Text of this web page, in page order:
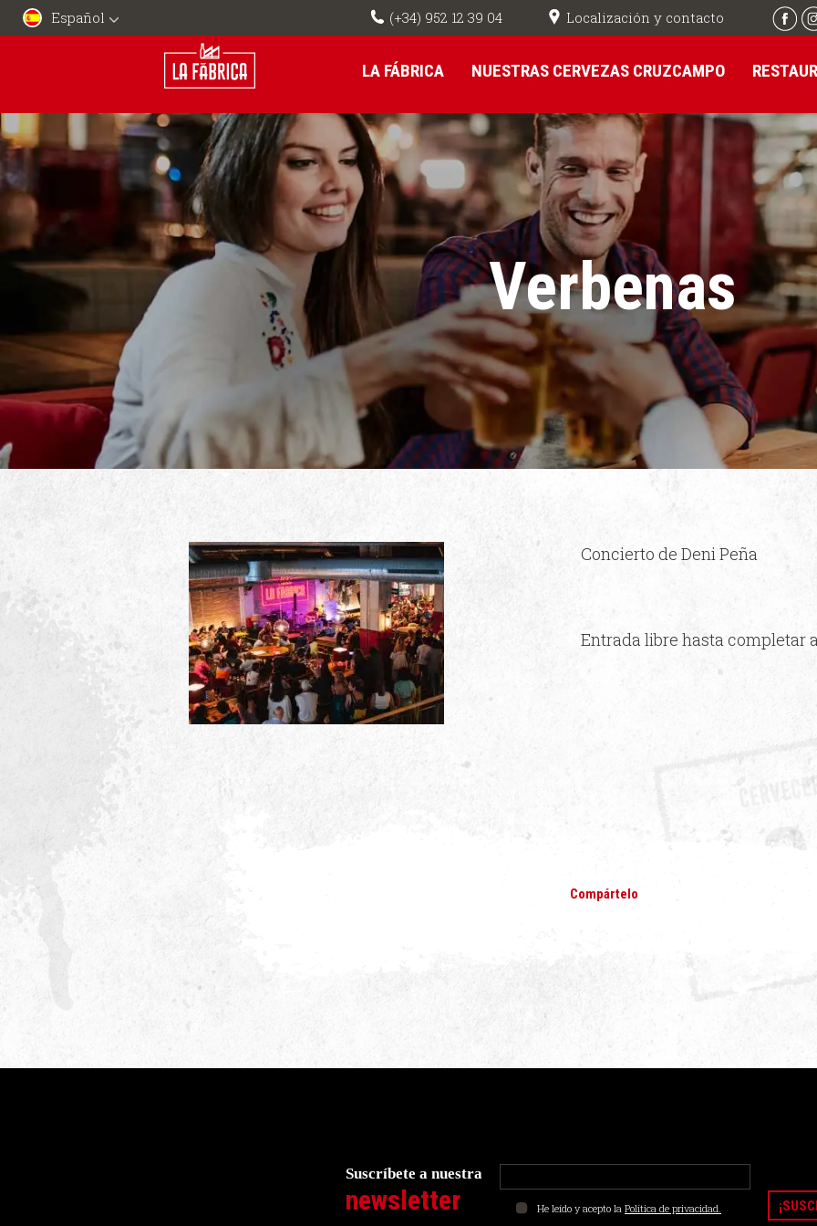
Español (+34) 952 12 39 04 Localización y contacto
LA FÁBRICA NUESTRAS CERVEZAS CRUZCAMPO
Verbenas
Concierto de Deni Peña
Entrada libre hasta completar
Compártelo
Suscríbete a nuestra
newsletter He leído y acepto la Política de privacidad.